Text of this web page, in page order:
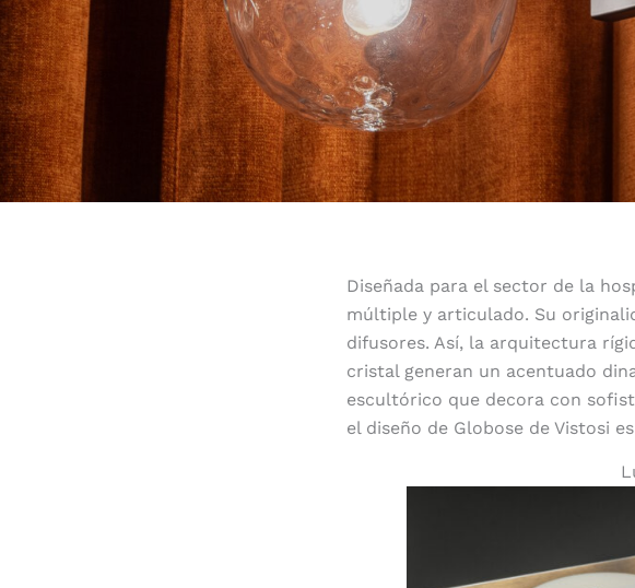
Diseñada para el sector de la
múltiple y articulado. Su
difusores. Así, la arquitectura
cristal generan un acentuado
escultórico que decora con
el diseño de Globose de Vistosi